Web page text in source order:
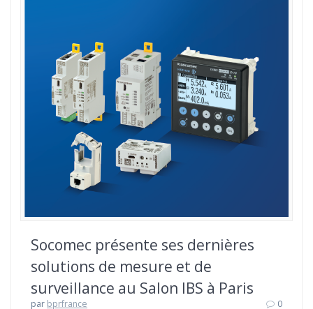
Socomec présente ses dernières
solutions de mesure et de
surveillance au Salon IBS à Paris
par bprfrance
0